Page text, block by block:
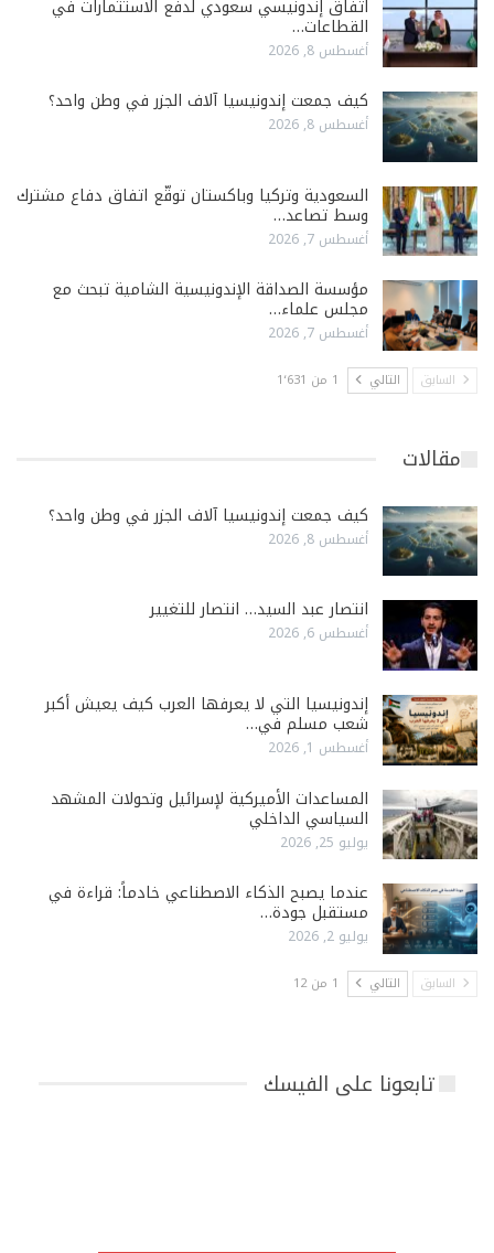
اتفاق إندونيسي سعودي لدفع الاستثمارات في
القطاعات…
أغسطس 8, 2026
كيف جمعت إندونيسيا آلاف الجزر في وطن واحد؟
أغسطس 8, 2026
السعودية وتركيا وباكستان توقّع اتفاق دفاع مشترك
وسط تصاعد…
أغسطس 7, 2026
مؤسسة الصداقة الإندونيسية الشامية تبحث مع
مجلس علماء…
أغسطس 7, 2026
السابق التالي 1 من 1٬631
مقالات
كيف جمعت إندونيسيا آلاف الجزر في وطن واحد؟
أغسطس 8, 2026
انتصار عبد السيد… انتصار للتغيير
أغسطس 6, 2026
إندونيسيا التي لا يعرفها العرب كيف يعيش أكبر
شعب مسلم في…
أغسطس 1, 2026
المساعدات الأميركية لإسرائيل وتحولات المشهد
السياسي الداخلي
يوليو 25, 2026
عندما يصبح الذكاء الاصطناعي خادماً: قراءة في
مستقبل جودة…
يوليو 2, 2026
السابق التالي 1 من 12
تابعونا على الفيسك